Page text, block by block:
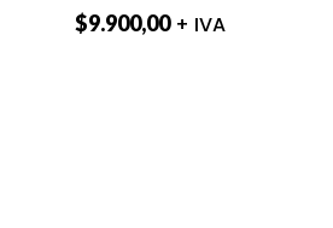
$9.900,00 + IVA